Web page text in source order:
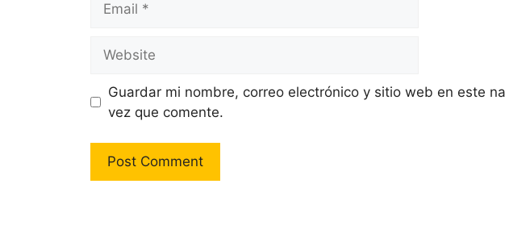
Guardar mi nombre, correo electrónico y sitio web en este
vez que comente.